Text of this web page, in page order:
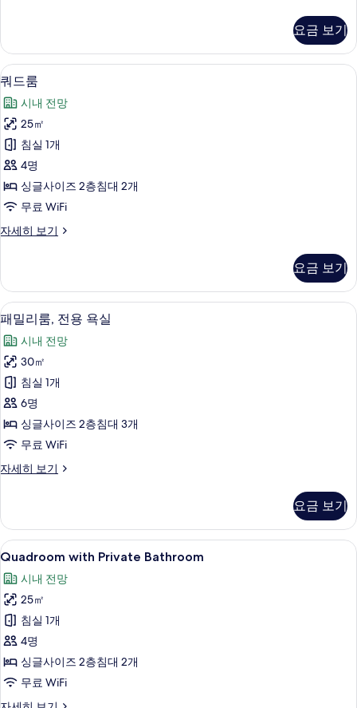
자
세
히
보
기
요금 보기
쿼
드
룸
사
진
모
두
기
9
쿼드룸
시내 전망
25㎡
침실 1개
4명
싱글사이즈 2층침대 2개
무료 WiFi
자세히 보기
쿼
세
히
보
기
요금 보기
패
밀
리
룸,
전
용
욕
사
모
두
보
기
8
패밀리룸, 전용 욕실
시내 전망
30㎡
침실 1개
6명
싱글사이즈 2층침대 3개
무료 WiFi
자세히 보기
패
전
용
욕
자
세
히
보
기
요금 보기
Quadroom
with
Private
Bathroom
사
진
모
두
7
Quadroom with Private Bathroom
시내 전망
25㎡
침실 1개
4명
싱글사이즈 2층침대 2개
무료 WiFi